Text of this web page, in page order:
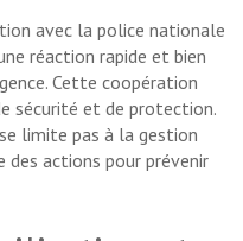
avec la police nationale
réaction rapide et bien
Cette coopération
sécurité et de protection.
limite pas à la gestion
actions pour prévenir